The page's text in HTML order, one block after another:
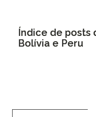
Índice de posts
Bolívia e Peru